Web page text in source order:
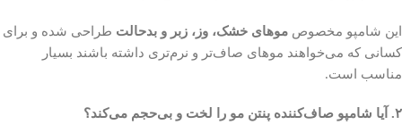
این شامپو مخصوص موهای خشک، وز، زبر و بدحالت طراحی شده و برای
کسانی که می‌خواهند موهای صاف‌تر و نرم‌تری داشته باشند بسیار
مناسب است.
۲. آیا شامپو صاف‌کننده پنتن مو را لخت و بی‌حجم می‌کند؟